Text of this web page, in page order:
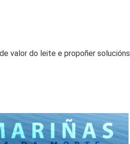
valor do leite e propoñer solucións